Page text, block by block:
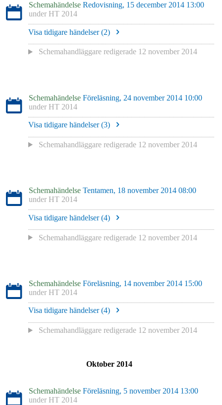
Schemahändelse Redovisning, 15 december 2014 13:00
under HT 2014
Visa tidigare händelser (2)
Schemahandläggare redigerade 12 november 2014
Schemahändelse Föreläsning, 24 november 2014 10:00
under HT 2014
Visa tidigare händelser (3)
Schemahandläggare redigerade 12 november 2014
Schemahändelse Tentamen, 18 november 2014 08:00
under HT 2014
Visa tidigare händelser (4)
Schemahandläggare redigerade 12 november 2014
Schemahändelse Föreläsning, 14 november 2014 15:00
under HT 2014
Visa tidigare händelser (4)
Schemahandläggare redigerade 12 november 2014
Oktober 2014
Schemahändelse Föreläsning, 5 november 2014 13:00
under HT 2014